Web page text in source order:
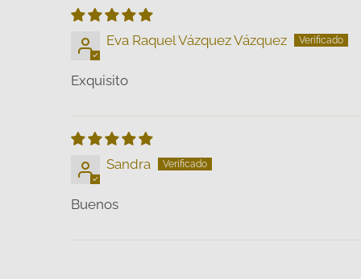
Eva Raquel Vázquez Vázquez
Exquisito
Sandra
Buenos